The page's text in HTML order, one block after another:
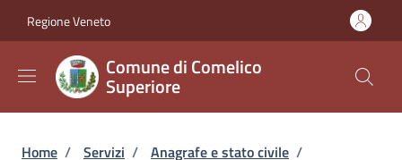
Regione Veneto
Comune di Comelico
Superiore
Briciole di pane
Home / Servizi / Anagrafe e stato civile /